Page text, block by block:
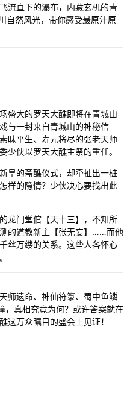
流直下的瀑布，内藏玄机的青
自然风光，带你感受最原汁原
盛大的罗天大醮即将在青城山
与一封来自青城山的神秘信
昧平生、寿元将尽的张老天师
少侠以罗天大醮主祭的重任。
皇的斋醮仪式，却牵扯出一桩
样的隐情？少侠决心要找出此
龙门堂倌【天十三】，不知所
的道教新主【张无妄】……而他
丝万缕的关系。这些人各怀心
师遗命、神仙符箓、蜀中鱼鳞
真相究竟为何？或许答案就在
这万众瞩目的盛会上见证！